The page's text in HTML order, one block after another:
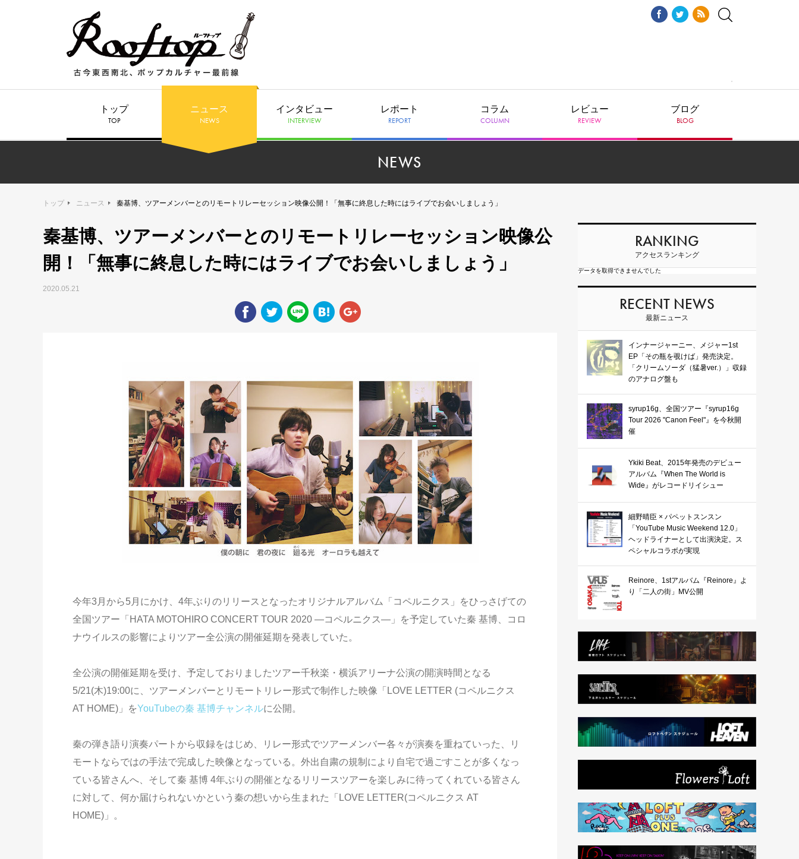
トップ
TOP
ニュース
NEWS
インタビュー
INTERVIEW
レポート
REPORT
コラム
COLUMN
レビュー
REVIEW
ブログ
BLOG
NEWS
トップ ニュース 秦基博、ツアーメンバーとのリモートリレーセッション映像公開！「無事に終息した時にはライブでお会いしましょう」
秦基博、ツアーメンバーとのリモートリレーセッション映像公
開！「無事に終息した時にはライブでお会いしましょう」
2020.05.21
今年3月から5月にかけ、4年ぶりのリリースとなったオリジナルアルバム「コペルニクス」をひっさげての
全国ツアー「HATA MOTOHIRO CONCERT TOUR 2020 ―コペルニクス―」を予定していた秦 基博、コロ
ナウイルスの影響によりツアー全公演の開催延期を発表していた。
全公演の開催延期を受け、予定しておりましたツアー千秋楽・横浜アリーナ公演の開演時間となる
5/21(木)19:00に、ツアーメンバーとリモートリレー形式で制作した映像「LOVE LETTER (コペルニクス
AT HOME)」をYouTubeの秦 基博チャンネルに公開。
秦の弾き語り演奏パートから収録をはじめ、リレー形式でツアーメンバー各々が演奏を重ねていった、リ
モートならではの手法で完成した映像となっている。外出自粛の規制により自宅で過ごすことが多くなっ
ている皆さんへ、そして秦 基博 4年ぶりの開催となるリリースツアーを楽しみに待ってくれている皆さん
に対して、何か届けられないかという秦の想いから生まれた「LOVE LETTER(コペルニクス AT
HOME)」。
RANKING
アクセスランキング
データを取得できませんでした
RECENT NEWS
最新ニュース
インナージャーニー、メジャー1st
EP「その瓶を覗けば」発売決定。
「クリームソーダ（猛暑ver.）」収録
のアナログ盤も
syrup16g、全国ツアー『syrup16g
Tour 2026 "Canon Feel"』を今秋開
催
Ykiki Beat、2015年発売のデビュー
アルバム『When The World is
Wide』がレコードリイシュー
細野晴臣 × パペットスンスン
「YouTube Music Weekend 12.0」
ヘッドライナーとして出演決定。ス
ペシャルコラボが実現
Reinore、1stアルバム『Reinore』よ
り「二人の街」MV公開